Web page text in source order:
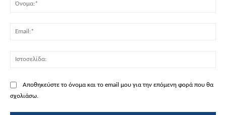
Αποθηκεύστε το όνομα και το email μου για την επόμενη φορά που θα
σχολιάσω.